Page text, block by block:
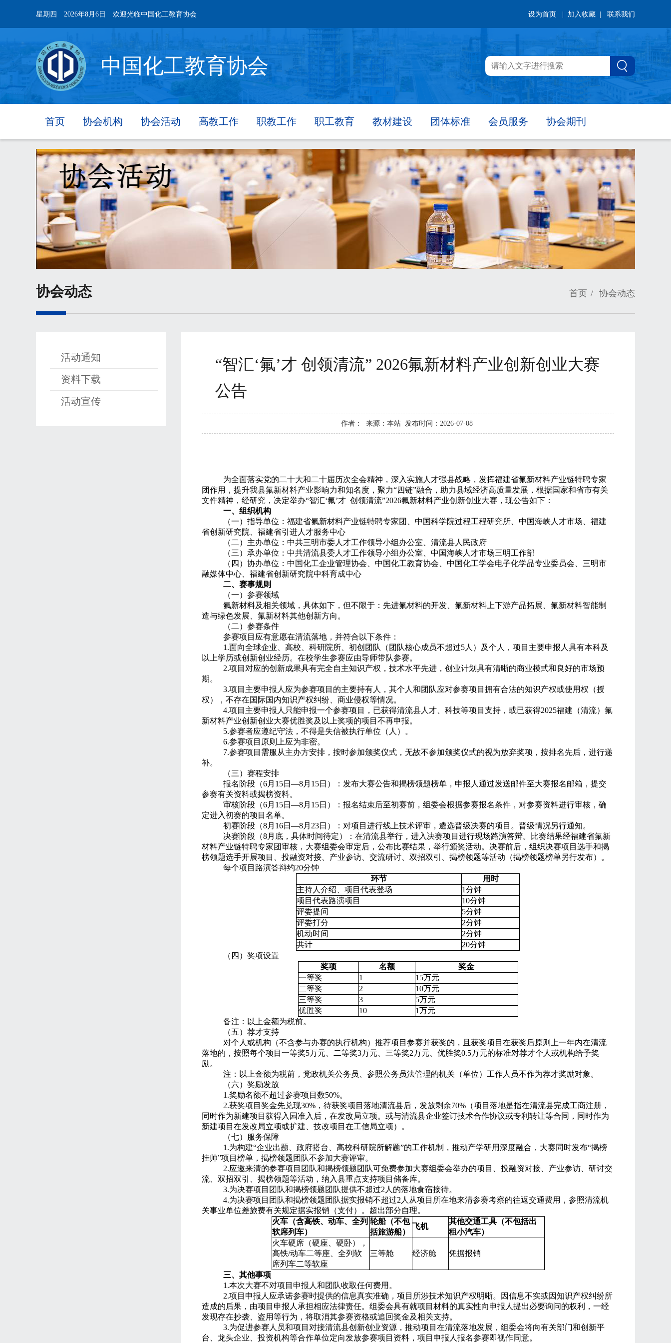
星期四 2026年8月6日 欢迎光临中国化工教育协会 设为首页 | 加入收藏 | 联系我们
中国化工教育协会
首页 协会机构 协会活动 高教工作 职教工作 职工教育 教材建设 团体标准 会员服务 协会期刊
协会动态 首页 / 协会动态
活动通知
资料下载
活动宣传
“智汇‘氟’才 创领清流” 2026氟新材料产业创新创业大赛
公告
作者： 来源：本站 发布时间：2026-07-08
为全面落实党的二十大和二十届历次全会精神，深入实施人才强县战略，发挥福建省氟新材料产业链特聘专家
团作用，提升我县氟新材料产业影响力和知名度，聚力“四链”融合，助力县域经济高质量发展，根据国家和省市有关
文件精神，经研究，决定举办“智汇‘氟’才 创领清流”2026氟新材料产业创新创业大赛，现公告如下：
一、组织机构
（一）指导单位：福建省氟新材料产业链特聘专家团、中国科学院过程工程研究所、中国海峡人才市场、福建
省创新研究院、福建省引进人才服务中心
（二）主办单位：中共三明市委人才工作领导小组办公室、清流县人民政府
（三）承办单位：中共清流县委人才工作领导小组办公室、中国海峡人才市场三明工作部
（四）协办单位：中国化工企业管理协会、中国化工教育协会、中国化工学会电子化学品专业委员会、三明市
融媒体中心、福建省创新研究院中科育成中心
二、赛事规则
（一）参赛领域
氟新材料及相关领域，具体如下，但不限于：先进氟材料的开发、氟新材料上下游产品拓展、氟新材料智能制
造与绿色发展、氟新材料其他创新方向。
（二）参赛条件
参赛项目应有意愿在清流落地， 并符合以下条件：
1.面向全球企业、高校、科研院所、初创团队（团队核心成员不超过5人）及个人，项目主要申报人具有本科及
以上学历或创新创业经历。 在校学生参赛应由导师带队参赛。
2.项目对应的创新成果具有完全自主知识产权，技术水平先进，创业计划具有清晰的商业模式和良好的市场预
期。
3.项目主要申报人应为参赛项目的主要持有人，其个人和团队应对参赛项目拥有合法的知识产权或使用权（授
权），不存在国际国内知识产权纠纷、商业侵权等情况。
4.项目主要申报人只能申报一个参赛项目，已获得清流县人才、科技等项目支持，或已获得2025福建（清流）氟
新材料产业创新创业大赛优胜奖及以上奖项的项目不再申报。
5.参赛者应遵纪守法，不得是失信被执行单位（人）。
6.参赛项目原则上应为非密。
7.参赛项目需服从主办方安排，按时参加颁奖仪式，无故不参加颁奖仪式的视为放弃奖项，按排名先后，进行递
补。
（三）赛程安排
报名阶段（6月 15日 —8月 15日）：发布大赛公告和揭榜领题榜单，申报人通过发送邮件至大赛报名邮箱，提交
参赛有关资料或揭榜资料。
审核阶段（6月 15日 —8月 15日）：报名结束后至初赛前，组委会根据参赛报名条件，对参赛资料进行审核，确
定进入初赛的项目名单。
初赛阶段（8月 16日 —8月 23日）：对项目进行线上技术评审，遴选晋级决赛的项目。晋级情况另行通知。
决赛阶段（8月底，具体时间待定）：在清流县举行，进入决赛项目进行现场路演答辩。比赛结果经福建省氟新
材料产业链特聘专家团审核，大赛组委会审定后，公布比赛结果，举行颁奖活动。决赛前后，组织决赛项目选手和揭
榜领题选手开展项目、投融资对接、产业参访、交流研讨、双招双引、揭榜领题等活动（揭榜领题榜单另行发布）。
每个项目路演答辩约20分钟
环节
用时
主持人介绍、项目代表登场
1分钟
项目代表路演项目
10分钟
评委提问
5分钟
评委打分
2分钟
机动时间
2分钟
共计
20分钟
（四）奖项设置
奖项
名额
奖金
一等奖
1 15万元
二等奖
2 10万元
三等奖
3 5万元
优胜奖
10 1万元
备注：以上金额为税前。
（五）荐才支持
对个人或机构（不含参与办赛的执行机构）推荐项目参赛并获奖的，且获奖项目在获奖后原则上一年内在清流
落地的，按照每个项目一等奖5万元、二等奖3万元、三等奖2万元、优胜奖0.5万元的标准对荐才个人或机构给予奖
励。
注：以上金额为税前，党政机关公务员、参照公务员法管理的机关（单位）工作人员不作为荐才奖励对象。
（六）奖励发放
1.奖励名额不超过参赛项目数50%。
2.获奖项目奖金先兑现30%，待获奖项目落地清流县后，发放剩余70%（项目落地是指在清流县完成工商注册，
同时作为新建项目获得入园准入后，在发改局立项。或与清流县企业签订技术合作协议或专利转让等合同，同时作为
新建项目在发改局立项或扩建、技改项目在工信局立项）。
（七）服务保障
1.为构建“企业出题、政府搭台、高校科研院所解题”的工作机制，推动产学研用深度融合，大赛同时发布“揭榜
挂帅”项目榜单，揭榜领题团队不参加大赛评审。
2.应邀来清的参赛项目团队和揭榜领题团队可免费参加大赛组委会举办的项目、投融资对接、产业参访、研讨交
流、双招双引、揭榜领题等活动，纳入县重点支持项目储备库。
3.为决赛项目团队和揭榜领题团队提供不超过2 人的落地食宿接待。
4.为决赛项目团队和揭榜领题团队据实报销不超过2 人从项目所在地来清参赛考察的往返交通费用，参照清流机
关事业单位差旅费有关规定据实报销（支付）。超出部分自理。
火车（含高铁、动车、全列
软席列车）
轮船（不包
括旅游船）
飞机
其他交通工具（不包括出
租小汽车）
火车硬席（硬座、硬卧），
高铁/动车二等座、全列软
席列车二等软座
三等舱 经济舱 凭据报销
三、其他事项
1.本次大赛不对项目申报人和团队收取任何费用。
2.项目申报人应承诺参赛时提供的信息真实准确，项目所涉技术知识产权明晰。因信息不实或因知识产权纠纷所
造成的后果，由项目申报人承担相应法律责任。组委会具有就项目材料的真实性向申报人提出必要询问的权利，一经
发现存在抄袭、盗用等行为，将取消其参赛资格或追回奖金及相关支持。
3.为促进参赛人员和项目对接清流县创新创业资源，推动项目在清流落地发展，组委会将向有关部门和创新平
台、龙头企业、投资机构等合作单位定向发放参赛项目资料，项目申报人报名参赛即视作同意。